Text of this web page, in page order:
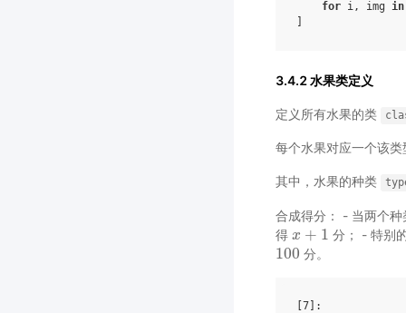
for i , img
in
]
3.4.2 水果类定义
定义所有水果的类
每个水果对应一个该
其中，水果的种类
合成得分： - 当两个
得 x + 1
x+1 分； - 特别
100
100 分。
[7]